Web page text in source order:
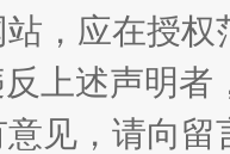
，应在授
反上述声明
见，请向